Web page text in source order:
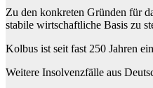
Zu den konkreten Gründen für
stabile wirtschaftliche Basis zu
Kolbus ist seit fast 250 Jahren
Weitere Insolvenzfälle aus